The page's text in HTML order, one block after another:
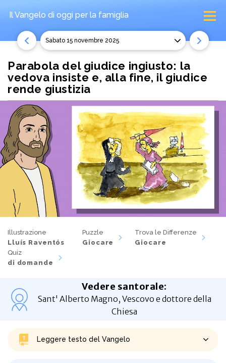
Il Vangelo di oggi per la famiglia
sabato 15 novembre 2025
Parabola del giudice ingiusto: la
vedova insiste e, alla fine, il giudice
rende giustizia
Illustrazione
Lluís Raventós
Puzzle
Giocare
Trova le Differenze
Giocare
Quiz
di domande
Vedere santorale:
Sant' Alberto Magno, Vescovo e dottore della
Chiesa
Leggere testo del Vangelo